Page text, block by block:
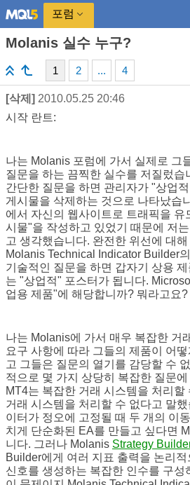
포럼
Molanis 실수 누구?
1 2 ... 4
[삭제] 2010.05.25 20:46
시작 란트:
나는 Molanis 포럼에 가서 실제로 그
질문을 하는 끔찍한 실수를 저질렀습
간단한 질문을 하면 관리자가 "상업
게시물을 삭제하는 것으로 나타났습
에서 자신의 웹사이트로 트래픽을 유
시물"을 작성하고 있었기 때문에 저
고 생각했습니다. 완전한 위선에 대
Molanis Technical Indicator Builder
기술적인 질문을 하면 갑자기 상용
는 "상업적" 포스터가 됩니다.
업용 제품"에 해당합니까? 뭐라고요
나는 Molanis에 가서 매우 복잡한 거
요구 사항에 따라 그들의 제품이 어
고 그들은 질문의 열기를 감당할 수
적으로 몇 가지 상당히 복잡한 질문
MT4는 복잡한 거래 시스템을 처리
거래 시스템을 처리할 수 없다고 말
이터가 정오에 고정될 때 두 개의 이
치게 단순화된 EA를 만들고 싶다면
니다. 그러나 Molanis Strategy
Builder에게 여러 지표 출력을 논리
신호를 생성하는 복잡한 인수를 구성